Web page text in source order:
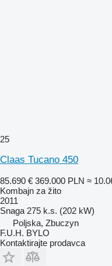
25
Claas Tucano 450
85.690 € 369.000 PLN ≈
Kombajn za žito
2011
Snaga 275 k.s. (202 kW)
Poljska, Zbuczyn
F.U.H. BYLO
Kontaktirajte prodavca